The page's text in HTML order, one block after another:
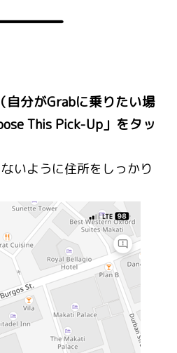
自分がGrabに乗りたい場
This Pick-Up」をタッ
いように住所をしっかり